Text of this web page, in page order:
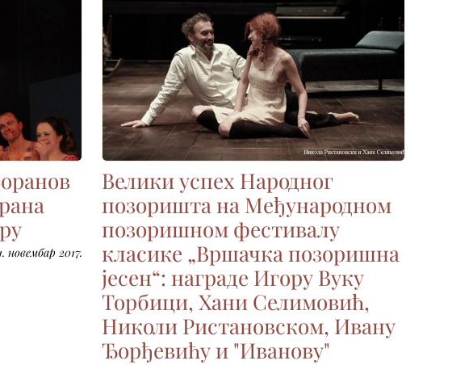
1. новембар 2017.
Велики успех Народног
позоришта на Међународном
позоришном фестивалу
класике „Вршачка позоришна
јесен“: награде Игору Вуку
Торбици, Хани Селимовић,
Николи Ристановском, Ивану
Ђорђевићу и "Иванову"